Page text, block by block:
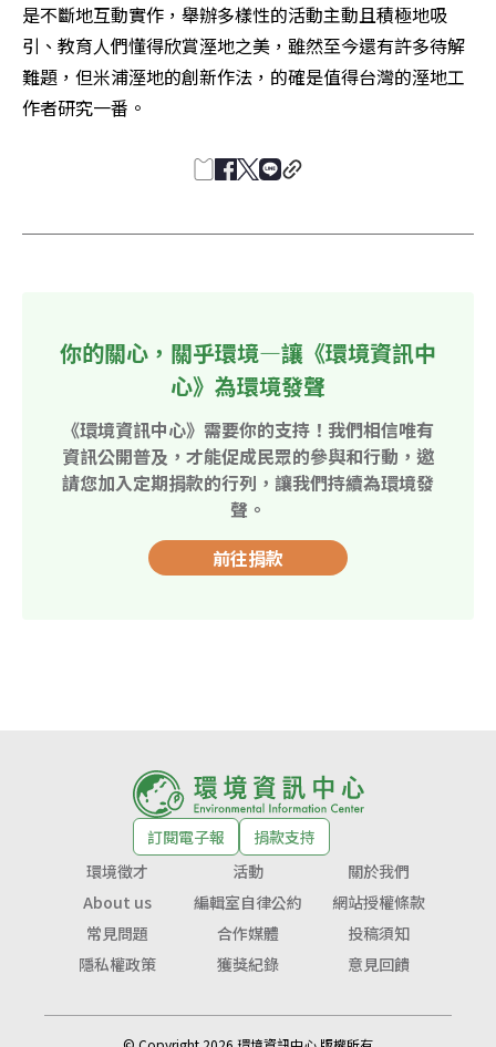
是不斷地互動實作，舉辦多樣性的活動主動且積極地吸
引、教育人們懂得欣賞溼地之美，雖然至今還有許多待解
難題，但米浦溼地的創新作法，的確是值得台灣的溼地工
作者研究一番。
你的關心，關乎環境—讓《環境資訊中
心》為環境發聲
《環境資訊中心》需要你的支持！我們相信唯有
資訊公開普及，才能促成民眾的參與和行動，邀
請您加入定期捐款的行列，讓我們持續為環境發
聲。
前往捐款
訂閱電子報
捐款支持
環境徵才
活動
關於我們
About us
編輯室自律公約
網站授權條款
常見問題
合作媒體
投稿須知
隱私權政策
獲獎紀錄 意見回饋